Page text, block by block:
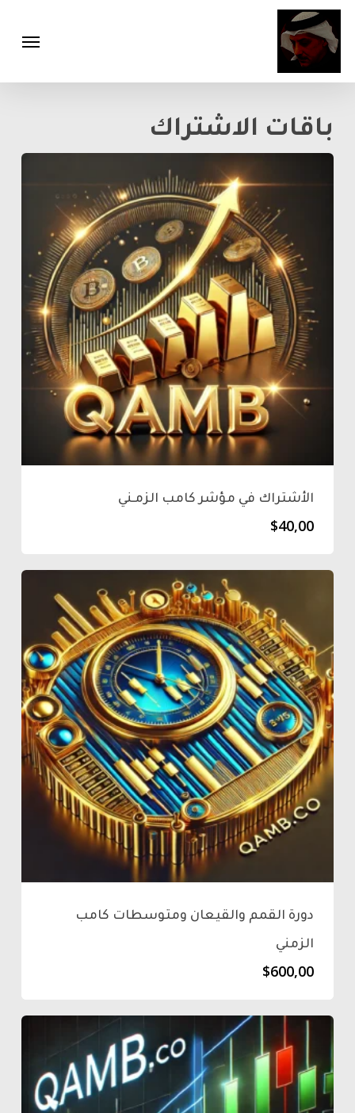
Skip
main
باقات الاشتراك
الأشتراك في مؤشر كامب الزمـني
$40,00
دورة القمم والقيعان ومتوسطات كامب
الزمني
$600,00
Menu